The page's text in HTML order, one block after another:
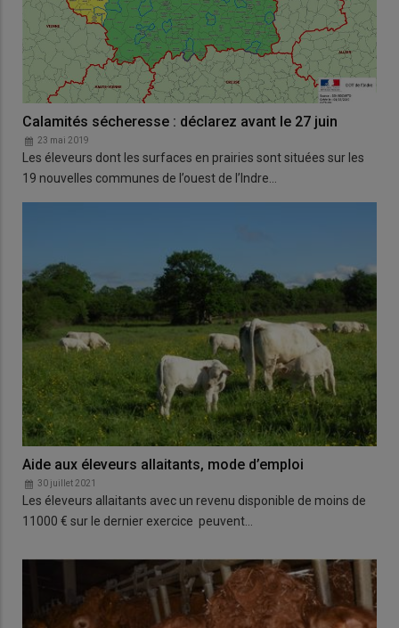
Calamités sécheresse : déclarez avant le 27 juin
23 mai 2019
Les éleveurs dont les surfaces en prairies sont situées sur les
19 nouvelles communes de l’ouest de l’Indre…
Aide aux éleveurs allaitants, mode d’emploi
30 juillet 2021
Les éleveurs allaitants avec un revenu disponible de moins de
11000 € sur le dernier exercice peuvent…